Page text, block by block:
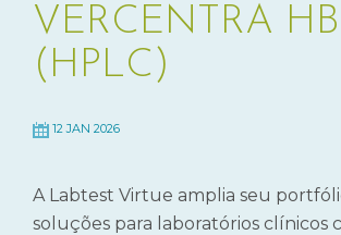
VERCENTRA HB
(HPLC)
12 JAN 2026
A Labtest Virtue amplia seu
soluções para laboratórios clínicos